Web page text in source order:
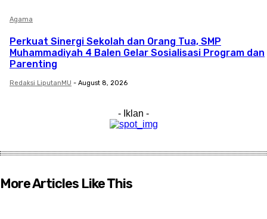
Agama
Perkuat Sinergi Sekolah dan Orang Tua, SMP
Muhammadiyah 4 Balen Gelar Sosialisasi Program dan
Parenting
Redaksi LiputanMU - August 8, 2026
- Iklan -
More Articles Like This